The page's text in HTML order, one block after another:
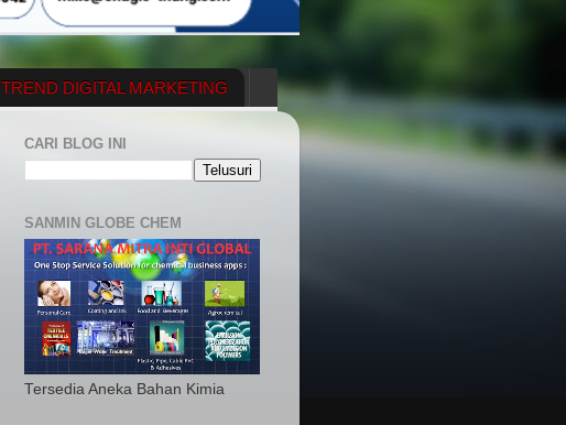
TREND DIGITAL MARKETING
CARI BLOG INI
SANMIN GLOBE CHEM
Tersedia Aneka Bahan Kimia